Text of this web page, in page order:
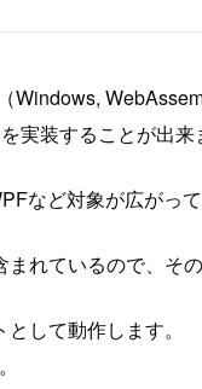
実装することが出来
など対象が広が
れているので、
して動作します。